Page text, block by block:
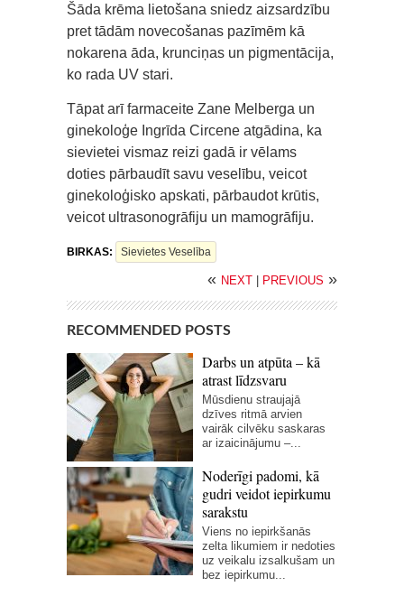
Šāda krēma lietošana sniedz aizsardzību
pret tādām novecošanas pazīmēm kā
nokarena āda, krunciņas un pigmentācija,
ko rada UV stari.
Tāpat arī farmaceite Zane Melberga un
ginekoloģe Ingrīda Circene atgādina, ka
sievietei vismaz reizi gadā ir vēlams
doties pārbaudīt savu veselību, veicot
ginekoloģisko apskati, pārbaudot krūtis,
veicot ultrasonogrāfiju un mamogrāfiju.
BIRKAS: Sievietes Veselība
« NEXT PREVIOUS »
RECOMMENDED POSTS
Darbs un atpūta – kā
atrast līdzsvaru
Mūsdienu straujajā
dzīves ritmā arvien
vairāk cilvēku saskaras
ar izaicinājumu –...
Noderīgi padomi, kā
gudri veidot iepirkumu
sarakstu
Viens no iepirkšanās
zelta likumiem ir nedoties
uz veikalu izsalkušam un
bez iepirkumu...